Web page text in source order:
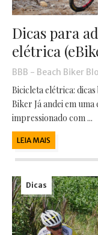
Dicas para
elétrica
BBB - Beach Biker
Bicicleta elétrica:
Biker Já andei em
impressionado com ...
LEIA MAIS
Dicas